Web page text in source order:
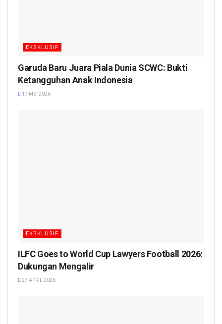
EKSKLUSIF
Garuda Baru Juara Piala Dunia SCWC: Bukti
Ketangguhan Anak Indonesia
17 MEI 2026
EKSKLUSIF
ILFC Goes to World Cup Lawyers Football 2026:
Dukungan Mengalir
27 APRIL 2026